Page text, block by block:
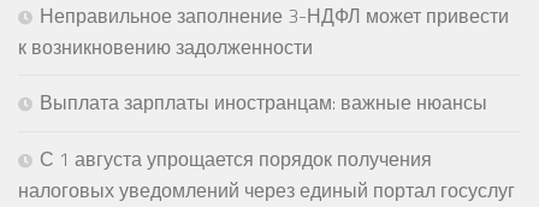
Неправильное заполнение 3-НДФЛ может привести
к возникновению задолженности
Выплата зарплаты иностранцам: важные нюансы
С 1 августа упрощается порядок получения
налоговых уведомлений через единый портал госуслуг